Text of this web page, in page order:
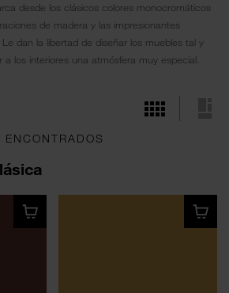
desde los clásicos colores monocromáticos
de madera y las impresionantes
dan la libertad de diseñar los muebles tal y
los interiores una atmósfera muy especial.
ENCONTRADOS